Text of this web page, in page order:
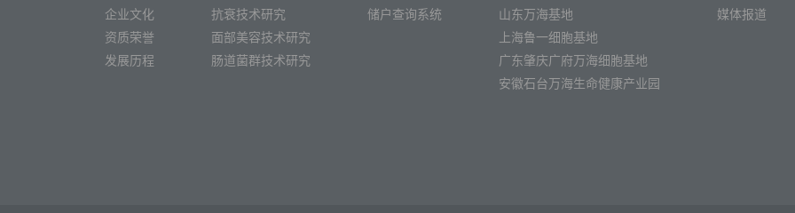
企业文化
资质荣誉
发展历程
抗衰技术研究
面部美容技术研究
肠道菌群技术研究
储户查询系统
山东万海基地
上海鲁一细胞基地
广东肇庆广府万海细胞基地
安徽石台万海生命健康产业园
媒体报道